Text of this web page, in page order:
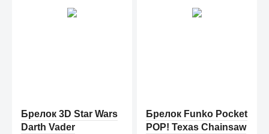
Брелок 3D Star Wars
Darth Vader
Брелок Funko Pocket
POP! Texas Chainsaw